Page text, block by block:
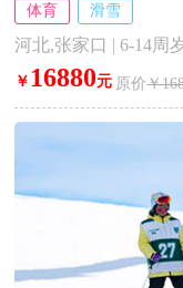
体育 滑雪
河北,张家口 | 6-14周
￥ 16880元 原价￥